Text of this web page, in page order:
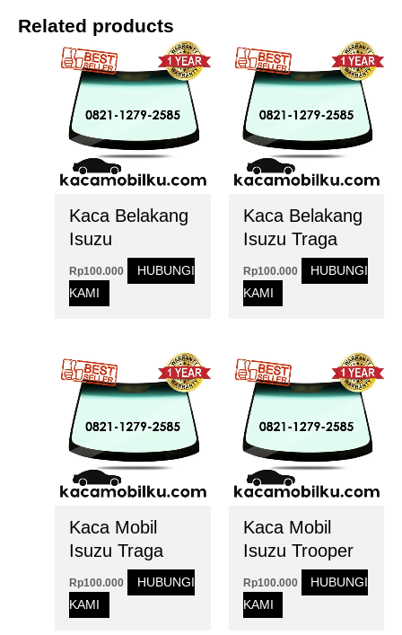
Related products
Kaca Belakang
Isuzu
Rp100.000
HUBUNGI
KAMI
Kaca Belakang
Isuzu Traga
Rp100.000
HUBUNGI
KAMI
Kaca Mobil
Isuzu Traga
Rp100.000
HUBUNGI
KAMI
Kaca Mobil
Isuzu Trooper
Rp100.000
HUBUNGI
KAMI